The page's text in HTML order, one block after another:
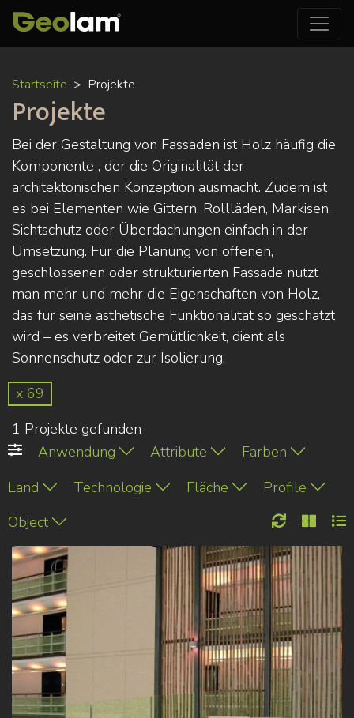
Startseite Projekte
Projekte
Bei der Gestaltung von Fassaden ist Holz häufig die
Komponente , der die Originalität der
architektonischen Konzeption ausmacht. Zudem ist
es bei Elementen wie Gittern, Rollläden, Markisen,
Sichtschutz oder Überdachungen einfach in der
Umsetzung. Für die Planung von offenen,
geschlossenen oder strukturierten Fassade nutzt
man mehr und mehr die Eigenschaften von Holz,
das für seine ästhetische Funktionalität so geschätzt
wird – es verbreitet Gemütlichkeit, dient als
Sonnenschutz oder zur Isolierung.
x 69
1 Projekte gefunden
Anwendung
Attribute
Farben
Land
Technologie Fläche
Profile
Object